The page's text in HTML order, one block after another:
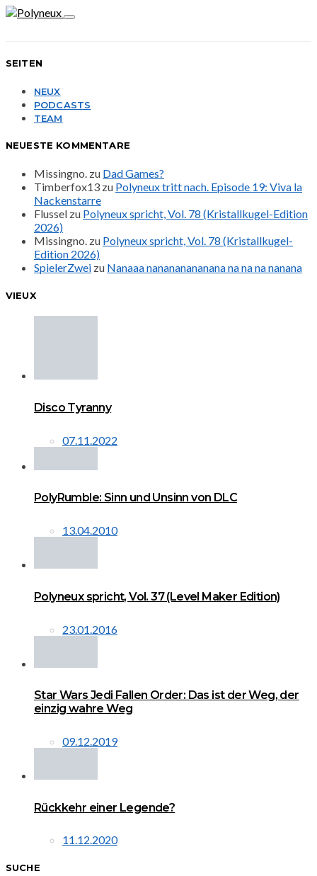
SEITEN
NEUX
PODCASTS
TEAM
NEUESTE KOMMENTARE
Missingno. zu Dad Games?
Timberfox13 zu Polyneux tritt nach. Episode 19: Viva la
Nackenstarre
Flussel zu Polyneux spricht, Vol. 78 (Kristallkugel-Edition
2026)
Missingno. zu Polyneux spricht, Vol. 78 (Kristallkugel-
Edition 2026)
SpielerZwei zu Nanaaa nanananananana na na na nanana
VIEUX
Disco Tyranny
07.11.2022
PolyRumble: Sinn und Unsinn von DLC
13.04.2010
Polyneux spricht, Vol. 37 (Level Maker Edition)
23.01.2016
Star Wars Jedi Fallen Order: Das ist der Weg, der
einzig wahre Weg
09.12.2019
Rückkehr einer Legende?
11.12.2020
SUCHE